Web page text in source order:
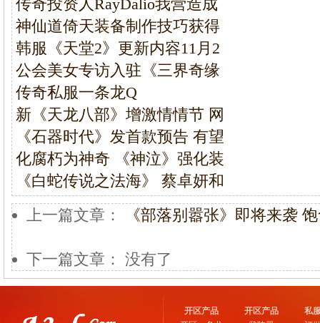
传奇投资人RayDalio我营造成
神仙道倚天装备制作技巧获得
韩服《天堂2》更新内容11月2
公会美女专访入驻《三界奇缘
传奇私服一条龙Q
新《天龙八部》增激情情节 网
《石器时代》发首款预告 有望
化腐朽为神奇 《神泣》强化装
《白蛇传说之法海》 蔡卓妍和
上一篇文章：
《部落别嚣张》即将来袭
下一篇文章： 没有了
开区产品
开区产品
私